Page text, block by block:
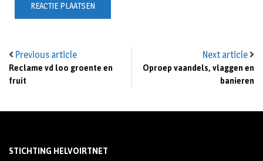
Previous article
Reclame vd loo groente en
fruit
Next article
Oproep vaandels, vlaggen en
banieren
STICHTING HELVOIRTNET